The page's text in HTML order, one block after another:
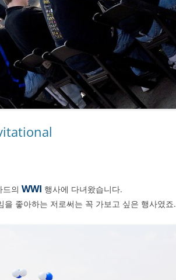
의 WWI 행사에 다녀왔습니다.
을 좋아하는 저로써는 꼭 가보고 싶은 행사였죠.